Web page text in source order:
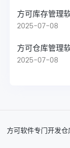
方可库存管理
2025-07-08
方可仓库管理
2025-07-08
方可软件专门开发